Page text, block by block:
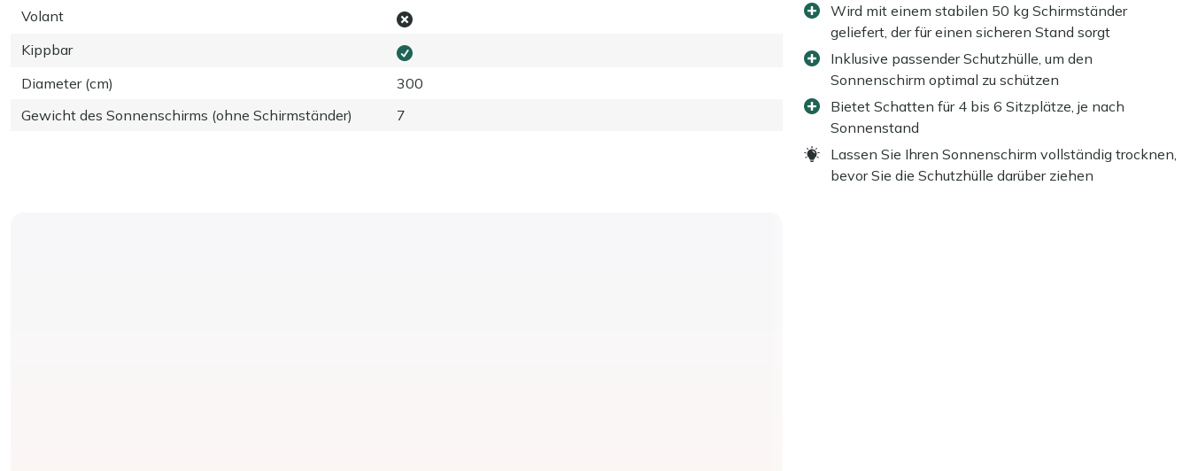
Volant
Kippbar
Diameter (cm)
300
Gewicht des Sonnenschirms (ohne Schirmständer)
7
Wird mit einem stabilen 50 kg Schirmständer
geliefert, der für einen sicheren Stand sorgt
Inklusive passender Schutzhülle, um den
Sonnenschirm optimal zu schützen
Bietet Schatten für 4 bis 6 Sitzplätze, je nach
Sonnenstand
Lassen Sie Ihren Sonnenschirm vollständig trocknen,
bevor Sie die Schutzhülle darüber ziehen